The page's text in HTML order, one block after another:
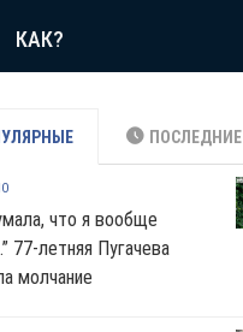
КАК?
ПОСЛЕДНИЕ
что я вообще
77-летняя Пугачева
молчание